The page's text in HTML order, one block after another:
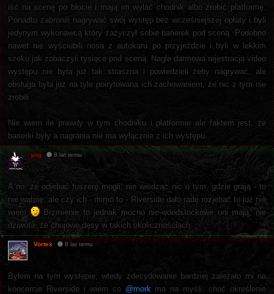
iść na scenę po błocie i mają im wylać chodnik albo zrobić platformę.
Ponadto zabronili nagrywać swój występ bez wcześniejszej opłaty i byli
jedynym wykonawcą który zażyczył sobie barierek pod sceną. Podobno
nawet nie wyściubili nosa z autokaru po przyjeździe i byli w lekkim
szoku jak zobaczyli tysiące pod sceną. Nagle darmowa rejestracja video
występu nie była już tak straszna i powiedzieli żeby nagrywać, ale
obsługa była już na tyle poirytowana ich zachowaniem, że nic z tym nie
zrobili.
Nie wiem ile prawdy w tym chodniku i platformie ale faktem jest, że
barierki były a nagrania nie ma wyłącznie z ich występu.
yog 8 lat temu
A no, że odjebać fuszerę mogli, nie wiedząc nic o tym, gdzie grają - to
nie wątpię, ale czy ich - mimo to - Riverside dało radę rozjebać to już nie
wiem
Brzmienie to jednak mocno nie-woodstockowe oni mają, nie
dziwota, że chujowe dęsy w takich okolicznościach.
Vortex 8 lat temu
Byłem na tym występie, wtedy zdecydowanie bardziej zależało mi na
koncercie Riverside i wiem co @mork ma na myśli, choć określenie